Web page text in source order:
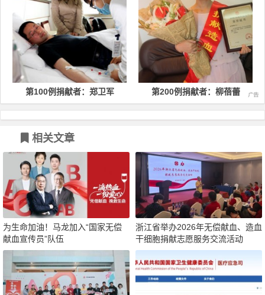
第100例捐献者：郑卫军 第200例捐献者：柳蓓蕾
相关文章
为生命加油！马龙加入“国家无偿
献血宣传员”队伍
浙江省举办2026年无偿献血、造血
干细胞捐献志愿服务交流活动